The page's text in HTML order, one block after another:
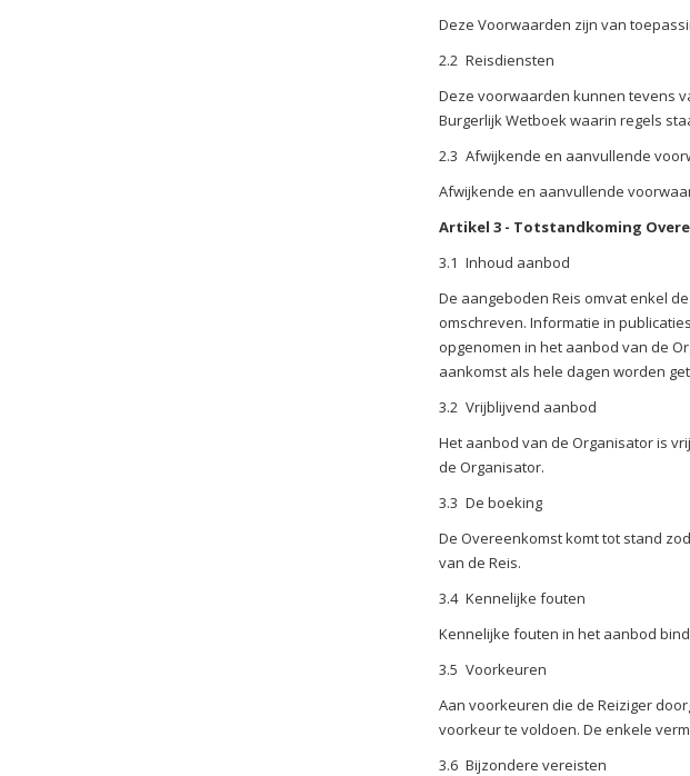
Deze Voorwaarden zijn van
2.2 Reisdiensten
Deze voorwaarden kunnen tevens
Burgerlijk Wetboek waarin regels
2.3 Afwijkende en aanvullende
Afwijkende en aanvullende
Artikel 3 - Totstandkoming
3.1 Inhoud aanbod
De aangeboden Reis omvat enkel
omschreven. Informatie in
opgenomen in het aanbod van de
aankomst als hele dagen worden
3.2 Vrijblijvend aanbod
Het aanbod van de Organisator is
de Organisator.
3.3 De boeking
De Overeenkomst komt tot stand
van de Reis.
3.4 Kennelijke fouten
Kennelijke fouten in het aanbod
3.5 Voorkeuren
Aan voorkeuren die de Reiziger
voorkeur te voldoen. De enkele
3.6 Bijzondere vereisten